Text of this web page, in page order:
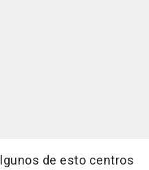
de esto centros